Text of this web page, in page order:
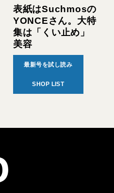
表紙はSuchmosの
YONCEさん。大特
集は「くい止め」
美容
最新号を試し読み
SHOP LIST